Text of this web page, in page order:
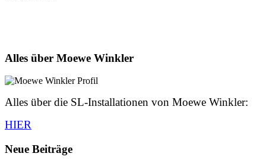
Alles über Moewe Winkler
Alles über die SL-Installationen von Moewe Winkler:
HIER
Neue Beiträge